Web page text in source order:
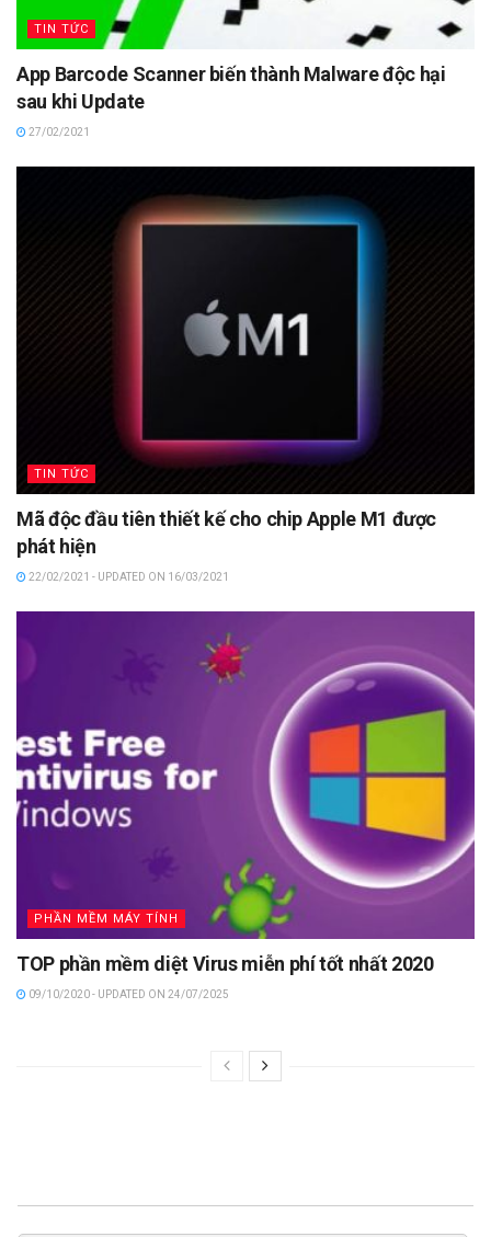
TIN TỨC
App Barcode Scanner biến thành Malware độc hại
sau khi Update
27/02/2021
TIN TỨC
Mã độc đầu tiên thiết kế cho chip Apple M1 được
phát hiện
22/02/2021 - UPDATED ON 16/03/2021
PHẦN MỀM MÁY TÍNH
TOP phần mềm diệt Virus miễn phí tốt nhất 2020
09/10/2020 - UPDATED ON 24/07/2025